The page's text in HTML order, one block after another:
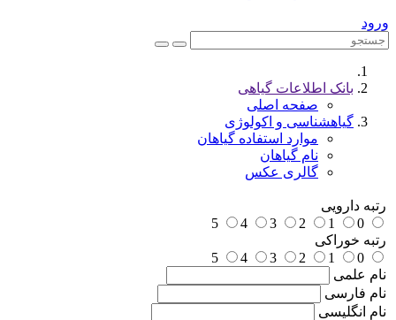
ورود
بانک اطلاعات گیاهی
صفحه اصلی
گیاهشناسی و اکولوژی
موارد استفاده گیاهان
نام گیاهان
گالری عکس
رتبه دارویی
رتبه خوراکی
نام علمی
نام فارسی
نام انگلیسی